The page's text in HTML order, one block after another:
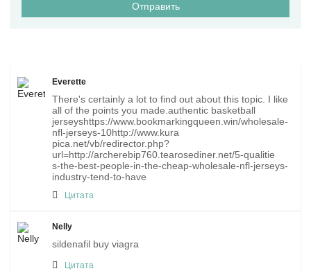
Отправить
Everette
There's certainly a lot to find out about this topic. I like
all of the points you made.authentic basketball
jerseyshttps://www.bookmarkingqueen.win/wholesale-
nfl-jerseys-10http://www.kura
pica.net/vb/redirector.php?
url=http://archerebip760.tearosediner.net/5-qualitie
s-the-best-people-in-the-cheap-wholesale-nfl-jerseys-
industry-tend-to-have
Цитата
Nelly
sildenafil buy viagra
Цитата